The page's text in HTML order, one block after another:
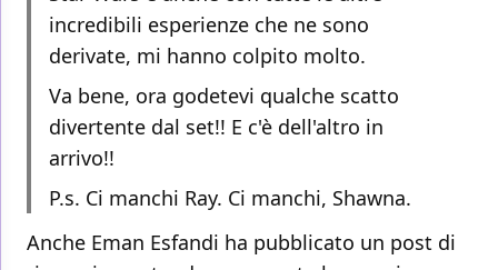
incredibili esperienze che ne sono
derivate, mi hanno colpito molto.
Va bene, ora godetevi qualche scatto
divertente dal set!! E c'è dell'altro in
arrivo!!
P.s. Ci manchi Ray. Ci manchi, Shawna.
Anche Eman Esfandi ha pubblicato un post di